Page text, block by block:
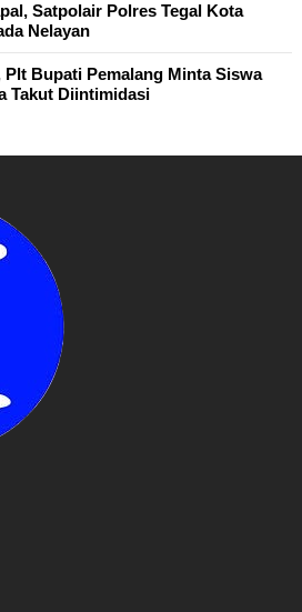
Satpolair Polres Tegal Kota
Nelayan
Bupati Pemalang Minta Siswa
Takut Diintimidasi